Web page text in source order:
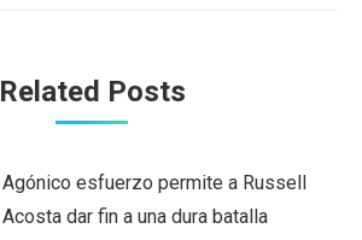
Related Posts
Agónico esfuerzo permite a Russell
Acosta dar fin a una dura batalla